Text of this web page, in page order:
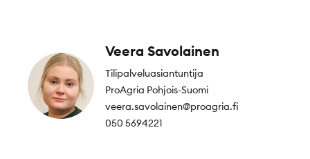
Veera Savolainen
Tilipalveluasiantuntija
ProAgria Pohjois-Suomi
veera.savolainen@proagria.fi
050 5694221